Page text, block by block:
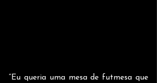
“Eu queria uma mesa de futmesa que